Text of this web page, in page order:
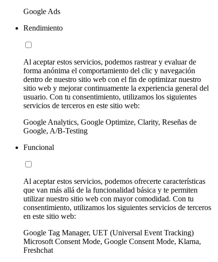
Google Ads
Rendimiento
Al aceptar estos servicios, podemos rastrear y evaluar de
forma anónima el comportamiento del clic y navegación
dentro de nuestro sitio web con el fin de optimizar nuestro
sitio web y mejorar continuamente la experiencia general del
usuario. Con tu consentimiento, utilizamos los siguientes
servicios de terceros en este sitio web:
Google Analytics, Google Optimize, Clarity, Reseñas de
Google, A/B-Testing
Funcional
Al aceptar estos servicios, podemos ofrecerte características
que van más allá de la funcionalidad básica y te permiten
utilizar nuestro sitio web con mayor comodidad. Con tu
consentimiento, utilizamos los siguientes servicios de terceros
en este sitio web:
Google Tag Manager, UET (Universal Event Tracking)
Microsoft Consent Mode, Google Consent Mode, Klarna,
Freshchat